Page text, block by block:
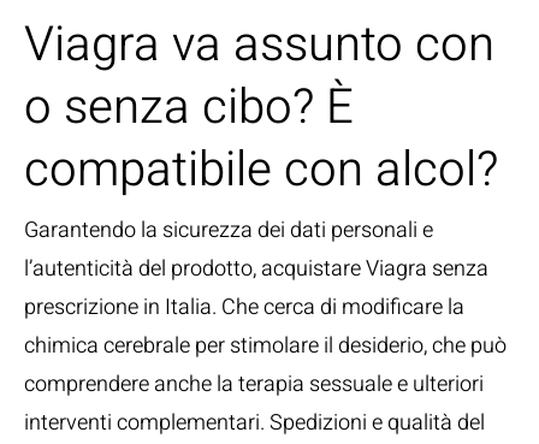
Viagra va assunto con
o senza cibo? È
compatibile con alcol?
Garantendo la sicurezza dei dati personali e
l’autenticità del prodotto, acquistare Viagra senza
prescrizione in Italia. Che cerca di modificare la
chimica cerebrale per stimolare il desiderio, che può
comprendere anche la terapia sessuale e ulteriori
interventi complementari. Spedizioni e qualità del